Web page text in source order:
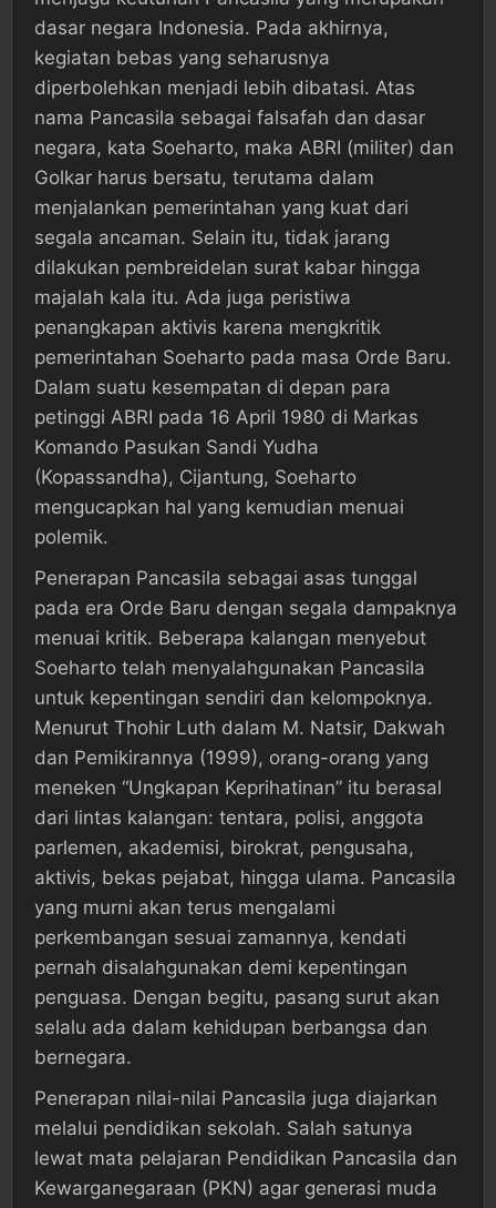
dasar negara Indonesia. Pada akhirnya,
kegiatan bebas yang seharusnya
diperbolehkan menjadi lebih dibatasi. Atas
nama Pancasila sebagai falsafah dan dasar
negara, kata Soeharto, maka ABRI (militer) dan
Golkar harus bersatu, terutama dalam
menjalankan pemerintahan yang kuat dari
segala ancaman. Selain itu, tidak jarang
dilakukan pembreidelan surat kabar hingga
majalah kala itu. Ada juga peristiwa
penangkapan aktivis karena mengkritik
pemerintahan Soeharto pada masa Orde Baru.
Dalam suatu kesempatan di depan para
petinggi ABRI pada 16 April 1980 di Markas
Komando Pasukan Sandi Yudha
(Kopassandha), Cijantung, Soeharto
mengucapkan hal yang kemudian menuai
polemik.
Penerapan Pancasila sebagai asas tunggal
pada era Orde Baru dengan segala dampaknya
menuai kritik. Beberapa kalangan menyebut
Soeharto telah menyalahgunakan Pancasila
untuk kepentingan sendiri dan kelompoknya.
Menurut Thohir Luth dalam M. Natsir, Dakwah
dan Pemikirannya (1999), orang-orang yang
meneken “Ungkapan Keprihatinan” itu berasal
dari lintas kalangan: tentara, polisi, anggota
parlemen, akademisi, birokrat, pengusaha,
aktivis, bekas pejabat, hingga ulama. Pancasila
yang murni akan terus mengalami
perkembangan sesuai zamannya, kendati
pernah disalahgunakan demi kepentingan
penguasa. Dengan begitu, pasang surut akan
selalu ada dalam kehidupan berbangsa dan
bernegara.
Penerapan nilai-nilai Pancasila juga diajarkan
melalui pendidikan sekolah. Salah satunya
lewat mata pelajaran Pendidikan Pancasila dan
Kewarganegaraan (PKN) agar generasi muda